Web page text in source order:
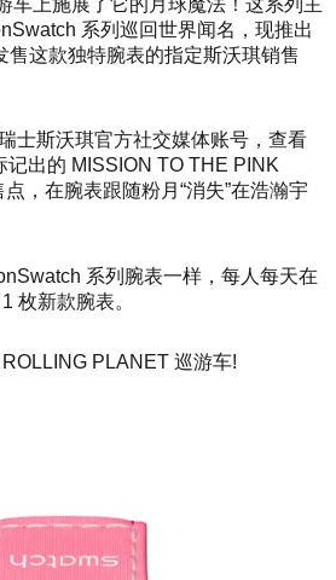
nSwatch 系列巡回世界闻名，现推出
售这款独特腕表的指定斯沃琪销售
士斯沃琪官方社交媒体账号，查看
记出的 MISSION TO THE PINK
，在腕表跟随粉月“消失”在浩瀚宇
nSwatch 系列腕表一样，每人每天在
枚新款腕表。
PLANET 巡游车!